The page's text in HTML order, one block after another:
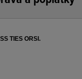
TIES ORSI.